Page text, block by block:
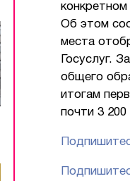
Об этом
места
Госуслуг.
общего
итогам
почти 3 200